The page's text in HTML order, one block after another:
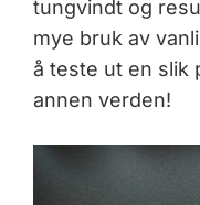
tungvindt og
mye bruk av
å teste ut en slik
annen verden!